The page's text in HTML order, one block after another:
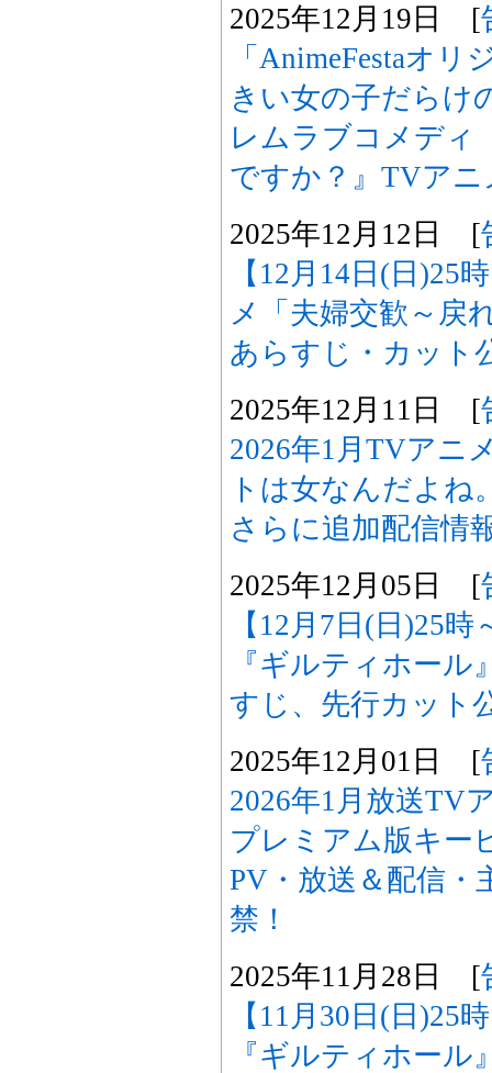
2025年12月19日 [
「AnimeFestaオ
きい女の子だらけ
レムラブコメディ
ですか？』TVアニ
2025年12月12日 [
【12月14日(日)25
メ「夫婦交歓～戻
あらすじ・カット
2025年12月11日 [
2026年1月TVアニ
トは女なんだよね
さらに追加配信情
2025年12月05日 [
【12月7日(日)25
『ギルティホール
すじ、先行カット
2025年12月01日 [
2026年1月放送TV
プレミアム版キー
PV・放送＆配信・
禁！
2025年11月28日 [
【11月30日(日)25
『ギルティホー